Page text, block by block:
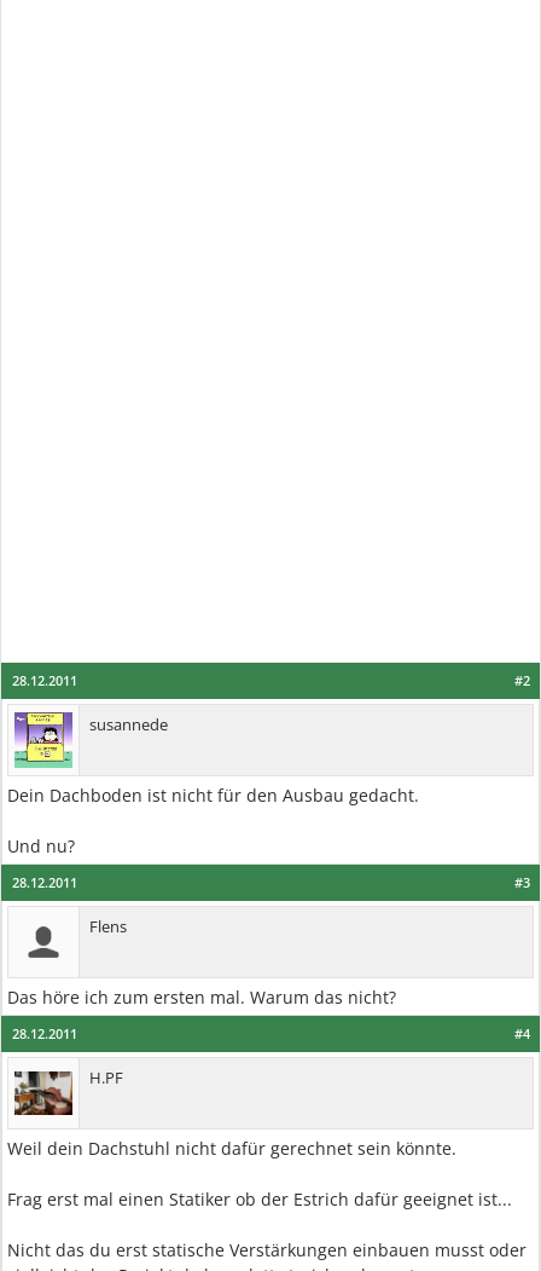
#2
28.12.2011
susannede
Dein Dachboden ist nicht für den Ausbau gedacht.
Und nu?
#3
28.12.2011
Flens
Das höre ich zum ersten mal. Warum das nicht?
#4
28.12.2011
H.PF
Weil dein Dachstuhl nicht dafür gerechnet sein könnte.
Frag erst mal einen Statiker ob der Estrich dafür geeignet ist...
Nicht das du erst statische Verstärkungen einbauen musst oder